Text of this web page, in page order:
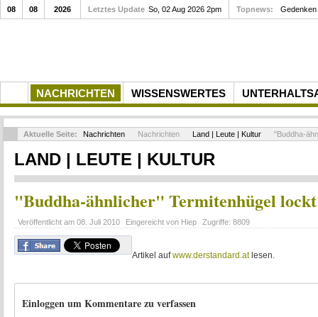
NACHRICHTEN WISSENSWERTES
08 08 2026 Letztes Update So, 02 Aug 2026 2pm Topnews: Gedenken
Aktuelle Seite: Nachrichten Nachrichten Land | Leute | Kultur "Buddha-
LAND | LEUTE | KULTUR
"Buddha-ähnlicher" Termitenhügel
Veröffentlicht am 08. Juli 2010 Eingereicht von Hiep Zugriffe: 8809
Artikel aufwww.derstandard.atlesen.
Einloggen um Kommentare zu verfassen